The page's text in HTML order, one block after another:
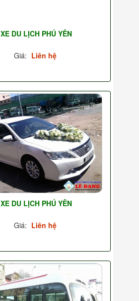
XE DU LỊCH PHÚ YÊN
Giá: Liên hệ
XE DU LỊCH PHÚ YÊN
Giá: Liên hệ